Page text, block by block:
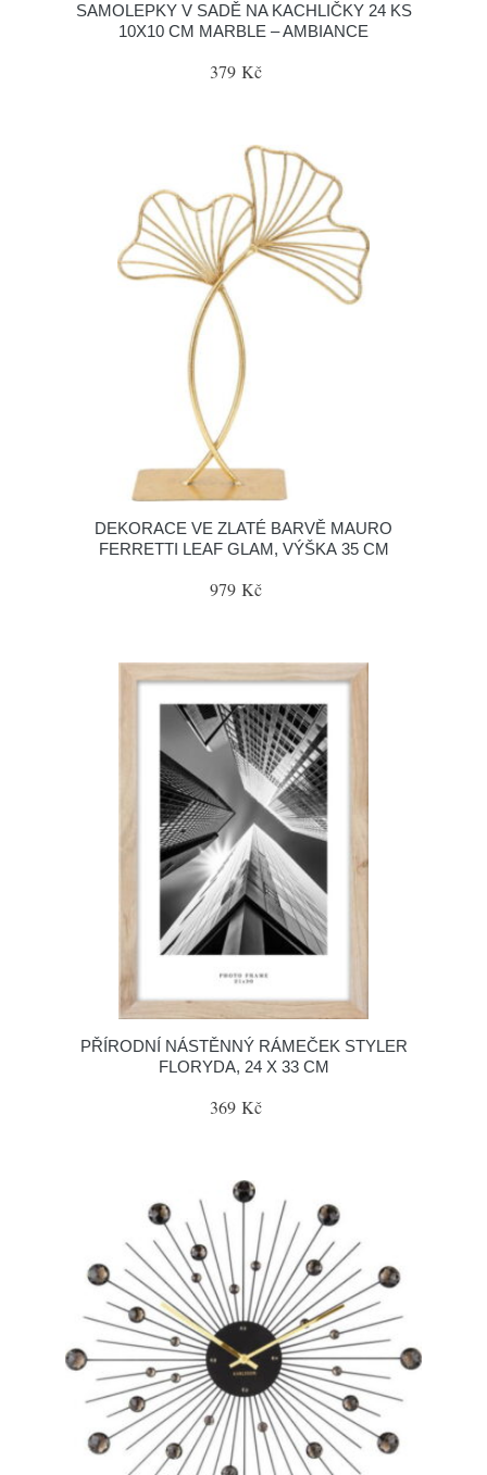
SAMOLEPKY V SADĚ NA KACHLIČKY 24 KS
10X10 CM MARBLE – AMBIANCE
379 Kč
DEKORACE VE ZLATÉ BARVĚ MAURO
FERRETTI LEAF GLAM, VÝŠKA 35 CM
979 Kč
PŘÍRODNÍ NÁSTĚNNÝ RÁMEČEK STYLER
FLORYDA, 24 X 33 CM
369 Kč